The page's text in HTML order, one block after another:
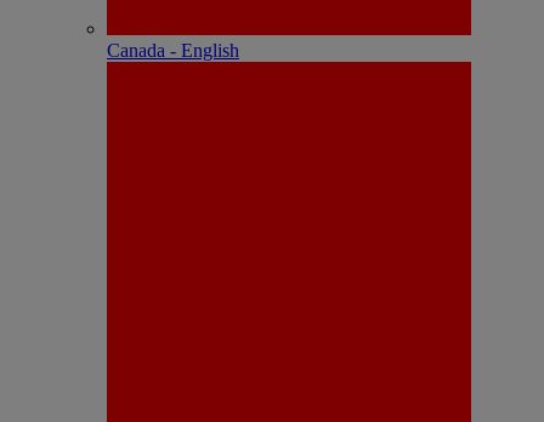
Canada - English